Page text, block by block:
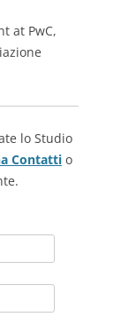
at PwC,
lo Studio
Contatti o